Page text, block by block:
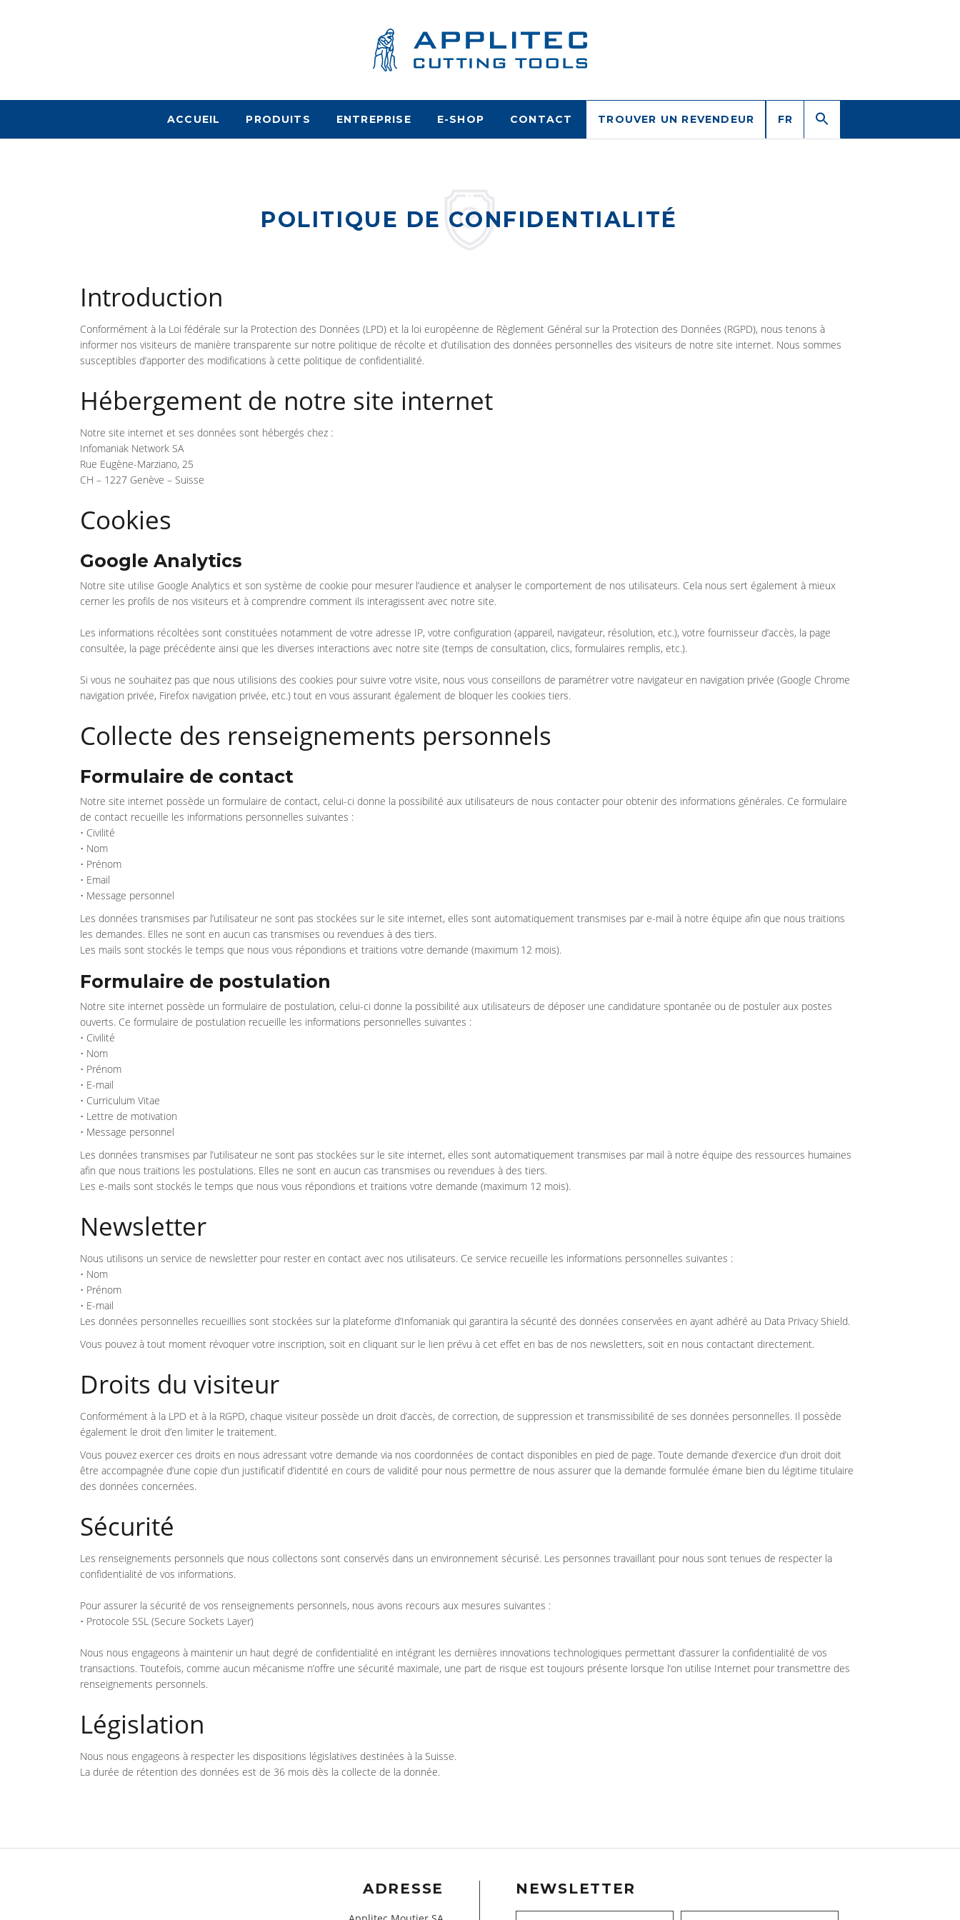
ACCUEIL PRODUITS ENTREPRISE E-SHOP CONTACT TROUVER UN REVENDEUR FR
POLITIQUE DE CONFIDENTIALITÉ
Introduction
Conformément à la Loi fédérale sur la Protection des Données (LPD) et la loi européenne de Règlement Général sur la Protection des Données (RGPD), nous tenons à
informer nos visiteurs de manière transparente sur notre politique de récolte et d’utilisation des données personnelles des visiteurs de notre site internet. Nous sommes
susceptibles d’apporter des modifications à cette politique de confidentialité.
Hébergement de notre site internet
Notre site internet et ses données sont hébergés chez :
Infomaniak Network SA
Rue Eugène-Marziano, 25
CH – 1227 Genève – Suisse
Cookies
Google Analytics
Notre site utilise Google Analytics et son système de cookie pour mesurer l’audience et analyser le comportement de nos utilisateurs. Cela nous sert également à mieux
cerner les profils de nos visiteurs et à comprendre comment ils interagissent avec notre site.
Les informations récoltées sont constituées notamment de votre adresse IP, votre configuration (appareil, navigateur, résolution, etc.), votre fournisseur d’accès, la page
consultée, la page précédente ainsi que les diverses interactions avec notre site (temps de consultation, clics, formulaires remplis, etc.).
Si vous ne souhaitez pas que nous utilisions des cookies pour suivre votre visite, nous vous conseillons de paramétrer votre navigateur en navigation privée (Google Chrome
navigation privée, Firefox navigation privée, etc.) tout en vous assurant également de bloquer les cookies tiers.
Collecte des renseignements personnels
Formulaire de contact
Notre site internet possède un formulaire de contact, celui-ci donne la possibilité aux utilisateurs de nous contacter pour obtenir des informations générales. Ce formulaire
de contact recueille les informations personnelles suivantes :
• Civilité
• Nom
• Prénom
• Email
• Message personnel
Les données transmises par l’utilisateur ne sont pas stockées sur le site internet, elles sont automatiquement transmises par e-mail à notre équipe afin que nous traitions
les demandes. Elles ne sont en aucun cas transmises ou revendues à des tiers.
Les mails sont stockés le temps que nous vous répondions et traitions votre demande (maximum 12 mois).
Formulaire de postulation
Notre site internet possède un formulaire de postulation, celui-ci donne la possibilité aux utilisateurs de déposer une candidature spontanée ou de postuler aux postes
ouverts. Ce formulaire de postulation recueille les informations personnelles suivantes :
• Civilité
• Nom
• Prénom
• E-mail
• Curriculum Vitae
• Lettre de motivation
• Message personnel
Les données transmises par l’utilisateur ne sont pas stockées sur le site internet, elles sont automatiquement transmises par mail à notre équipe des ressources humaines
afin que nous traitions les postulations. Elles ne sont en aucun cas transmises ou revendues à des tiers.
Les e-mails sont stockés le temps que nous vous répondions et traitions votre demande (maximum 12 mois).
Newsletter
Nous utilisons un service de newsletter pour rester en contact avec nos utilisateurs. Ce service recueille les informations personnelles suivantes :
• Nom
• Prénom
• E-mail
Les données personnelles recueillies sont stockées sur la plateforme d’Infomaniak qui garantira la sécurité des données conservées en ayant adhéré au Data Privacy Shield.
Vous pouvez à tout moment révoquer votre inscription, soit en cliquant sur le lien prévu à cet effet en bas de nos newsletters, soit en nous contactant directement.
Droits du visiteur
Conformément à la LPD et à la RGPD, chaque visiteur possède un droit d’accès, de correction, de suppression et transmissibilité de ses données personnelles. Il possède
également le droit d’en limiter le traitement.
Vous pouvez exercer ces droits en nous adressant votre demande via nos coordonnées de contact disponibles en pied de page. Toute demande d’exercice d’un droit doit
être accompagnée d’une copie d’un justificatif d’identité en cours de validité pour nous permettre de nous assurer que la demande formulée émane bien du légitime titulaire
des données concernées.
Sécurité
Les renseignements personnels que nous collectons sont conservés dans un environnement sécurisé. Les personnes travaillant pour nous sont tenues de respecter la
confidentialité de vos informations.
Pour assurer la sécurité de vos renseignements personnels, nous avons recours aux mesures suivantes :
• Protocole SSL (Secure Sockets Layer)
Nous nous engageons à maintenir un haut degré de confidentialité en intégrant les dernières innovations technologiques permettant d’assurer la confidentialité de vos
transactions. Toutefois, comme aucun mécanisme n’offre une sécurité maximale, une part de risque est toujours présente lorsque l’on utilise Internet pour transmettre des
renseignements personnels.
Législation
Nous nous engageons à respecter les dispositions législatives destinées à la Suisse.
La durée de rétention des données est de 36 mois dès la collecte de la donnée.
ADRESSE NEWSLETTER